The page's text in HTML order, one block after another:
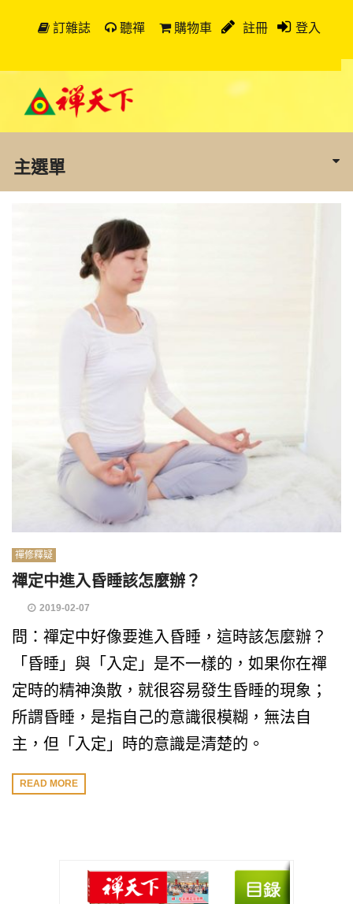
訂雜誌 聽禪 購物車 註冊 登入
主選單
禪修釋疑
禪定中進入昏睡該怎麼辦？
2019-02-07
問：禪定中好像要進入昏睡，這時該怎麼辦？
「昏睡」與「入定」是不一樣的，如果你在禪
定時的精神渙散，就很容易發生昏睡的現象；
所謂昏睡，是指自己的意識很模糊，無法自
主，但「入定」時的意識是清楚的。
READ MORE